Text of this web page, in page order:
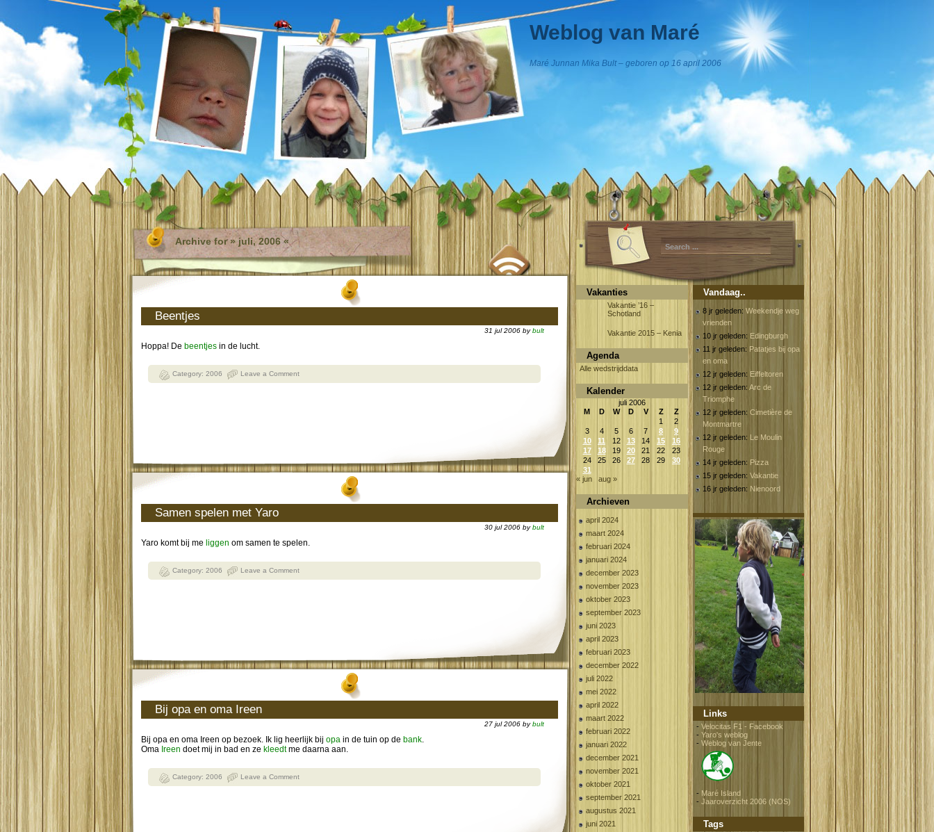
Weblog van Maré
Maré Junnan Mika Bult – geboren op 16 april 2006
Archive for » juli, 2006 «
Beentjes
31 jul 2006 bybult
Hoppa! De beentjes in de lucht.
Category: 2006 Leave a Comment
Samen spelen met Yaro
30 jul 2006 bybult
Yaro komt bij me liggen om samen te spelen.
Category: 2006 Leave a Comment
Bij opa en oma Ireen
27 jul 2006 bybult
Bij opa en oma Ireen op bezoek. Ik lig heerlijk bij opa in de tuin op de bank.
Oma Ireen doet mij in bad en ze kleedtme daarna aan.
Category: 2006 Leave a Comment
Vakanties
Vakantie ’16 –
Schotland
Vakantie 2015 – Kenia
Agenda
Alle wedstrijddata
Kalender
juli 2006
M
D W D V Z
Z
1
2
3
4 5 6 7 8
9
10
11 12 13 14 15
16
17
18 19 20 21 22
23
24
25 26 27 28 29
30
31
« jun
aug »
Archieven
april 2024
maart 2024
februari 2024
januari 2024
december 2023
november 2023
oktober 2023
september 2023
juni 2023
april 2023
februari 2023
december 2022
juli 2022
mei 2022
april 2022
maart 2022
februari 2022
januari 2022
december 2021
november 2021
oktober 2021
september 2021
augustus 2021
juni 2021
Vandaag..
8 jr geleden: Weekendje weg
vrienden
10 jr geleden: Edingburgh
11 jr geleden: Patatjes bij opa
en oma
12 jr geleden: Eiffeltoren
12 jr geleden: Arc de
Triomphe
12 jr geleden: Cimetière de
Montmartre
12 jr geleden: Le Moulin
Rouge
14 jr geleden: Pizza
15 jr geleden: Vakantie
16 jr geleden: Nienoord
Links
- Velocitas F1 - Facebook
- Yaro's weblog
- Weblog van Jente
- Maré Island
- Jaaroverzicht 2006 (NOS)
Tags